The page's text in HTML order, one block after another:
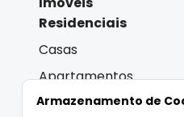
Residenciais
Casas
Apartamentos
Coberturas
Armazenamento de